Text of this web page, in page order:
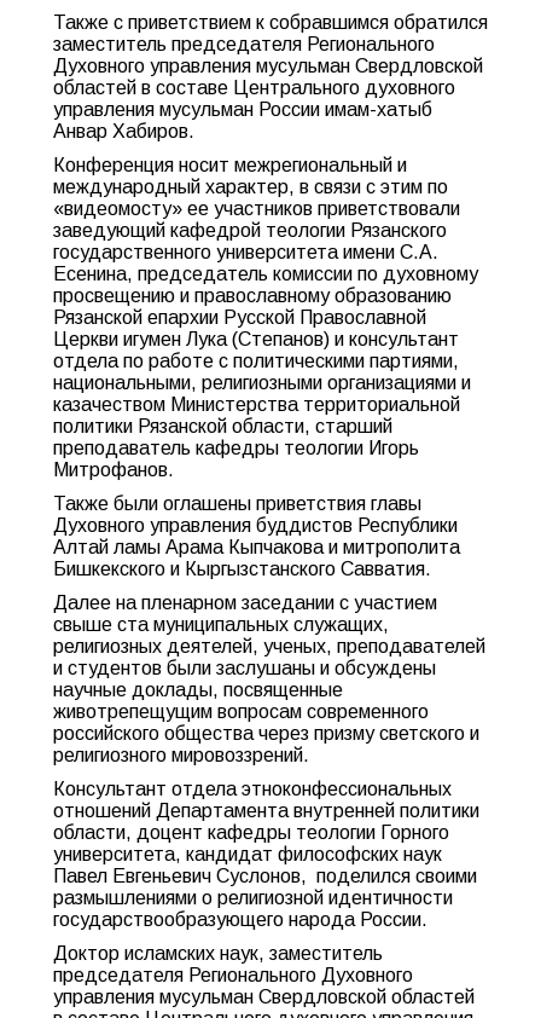
Также с приветствием к собравшимся обратился
заместитель председателя Регионального
Духовного управления мусульман Свердловской
областей в составе Центрального духовного
управления мусульман России имам-хатыб
Анвар Хабиров.
Конференция носит межрегиональный и
международный характер, в связи с этим по
«видеомосту» ее участников приветствовали
заведующий кафедрой теологии Рязанского
государственного университета имени С.А.
Есенина, председатель комиссии по духовному
просвещению и православному образованию
Рязанской епархии Русской Православной
Церкви игумен Лука (Степанов) и консультант
отдела по работе с политическими партиями,
национальными, религиозными организациями и
казачеством Министерства территориальной
политики Рязанской области, старший
преподаватель кафедры теологии Игорь
Митрофанов.
Также были оглашены приветствия главы
Духовного управления буддистов Республики
Алтай ламы Арама Кыпчакова и митрополита
Бишкекского и Кыргызстанского Савватия.
Далее на пленарном заседании с участием
свыше ста муниципальных служащих,
религиозных деятелей, ученых, преподавателей
и студентов были заслушаны и обсуждены
научные доклады, посвященные
животрепещущим вопросам современного
российского общества через призму светского и
религиозного мировоззрений.
Консультант отдела этноконфессиональных
отношений Департамента внутренней политики
области, доцент кафедры теологии Горного
университета, кандидат философских наук
Павел Евгеньевич Суслонов, поделился своими
размышлениями о религиозной идентичности
государствообразующего народа России.
Доктор исламских наук, заместитель
председателя Регионального Духовного
управления мусульман Свердловской областей